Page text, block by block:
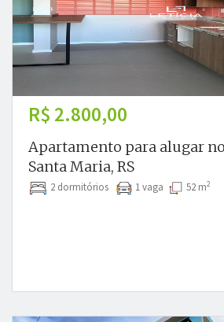
R$ 2.800,00
Apartamento para alugar
Santa Maria, RS
2 dormitórios 1 vaga 52 m2